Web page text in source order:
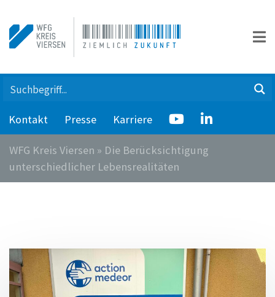
Kontakt Presse Karriere
WFG Kreis Viersen » Die Berücksichtigung
unterschiedlicher Lebensrealitäten